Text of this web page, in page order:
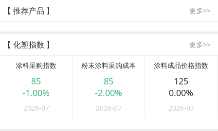
【 推荐产品 】 更多>>
【 化塑指数 】 更多>>
涂料采购指数
85
-1.00%
2026-07
粉末涂料采购成本
85
-2.00%
2026-07
涂料成品价格指数
125
0.00%
2026-07